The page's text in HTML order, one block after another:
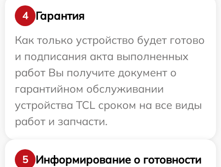
4
Гарантия
Как только устройство будет готово
и подписания акта выполненных
работ Вы получите документ о
гарантийном обслуживании
устройства TCL сроком на все виды
работ и запчасти.
5
Информирование о готовности